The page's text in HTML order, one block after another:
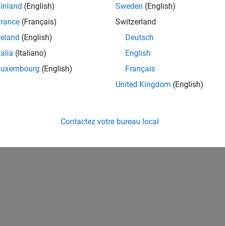
How useful was this information?
(English)
(Français)
(English)
(Italiano)
(English)
Sweden (English)
Switzerland
Deutsch
English
Français
United Kingdom (English)
Contactez votre bureau local